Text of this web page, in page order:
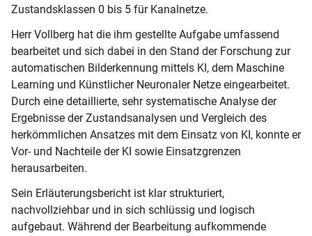
Zustandsklassen 0 bis 5 für Kanalnetze.
Herr Vollberg hat die ihm gestellte Aufgabe umfassend
bearbeitet und sich dabei in den Stand der Forschung zur
automatischen Bilderkennung mittels KI, dem Maschine
Learning und Künstlicher Neuronaler Netze eingearbeitet.
Durch eine detaillierte, sehr systematische Analyse der
Ergebnisse der Zustandsanalysen und Vergleich des
herkömmlichen Ansatzes mit dem Einsatz von KI, konnte er
Vor- und Nachteile der KI sowie Einsatzgrenzen
herausarbeiten.
Sein Erläuterungsbericht ist klar strukturiert,
nachvollziehbar und in sich schlüssig und logisch
aufgebaut. Während der Bearbeitung aufkommende